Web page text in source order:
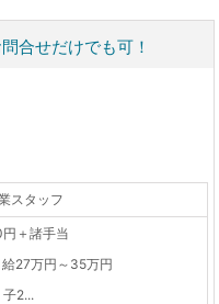
合せだけでも可！
スタッフ
＋諸手当
27万円～35万円
2...